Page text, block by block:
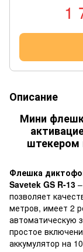
1
Описание
Мини
штекером
Флешка
Savetek GS R-13
позволяет
метров, имеет 2
автоматическую
простое
аккумулятор на